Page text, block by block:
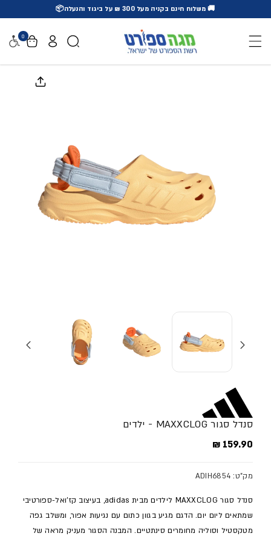
🚚 משלוח חינם בקניה מעל 300 ₪ על ביגוד והנעלה📦
0
סנדל סגור MAXXCLOG - ילדים
מחיר מלא
159.90 ₪
מק"ט: ADIH6854
סנדל סגור MAXXCLOG לילדים מבית adidas, בעיצוב קז'ואל-ספורטיבי
שמתאים ליום יום. הדגם מגיע בגוון כתום עם נגיעות אפור, ומשלב גפה
מטקסטיל וסוליה מחומרים סינתטיים. המבנה הסגור מעניק מראה של